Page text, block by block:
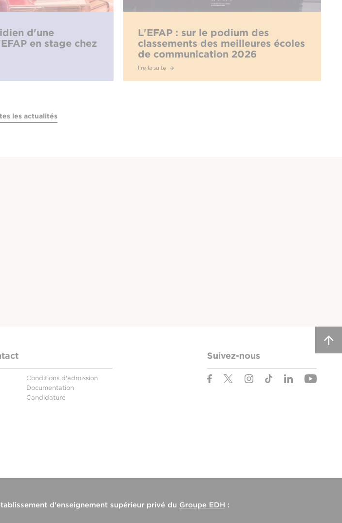
d'une
en stage chez
L'EFAP : sur le podium des
classements des meilleures écoles
de communication 2026
lire la suite
les actualités
Conditions d'admission
Documentation
Candidature
Suivez-nous
d'enseignement supérieur privé du Groupe EDH :